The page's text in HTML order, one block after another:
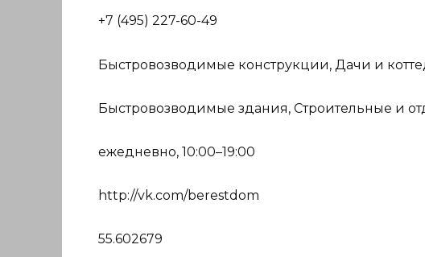
+7 (495) 227-60-49
Быстровозводимые конструкции, Дачи и
Быстровозводимые здания, Строительные и
ежедневно, 10:00–19:00
http://vk.com/berestdom
55.602679